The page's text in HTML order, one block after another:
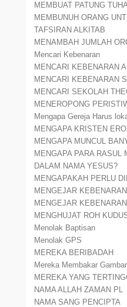
MEMBUAT PATUNG
MEMBUNUH ORANG
TAFSIRAN ALKITAB
MENAMBAH JUMLAH
Mencari Kebenaran
MENCARI KEBENARAN
MENCARI KEBENARAN
MENCARI SEKOLAH
MENEROPONG
Mengapa Gereja Harus
MENGAPA KRISTEN
MENGAPA MUNCUL
MENGAPA PARA RASUL
DALAM NAMA YESUS?
MENGAPAKAH PERLU
MENGEJAR KEBENARAN
MENGEJAR
MENGHUJAT ROH
Menolak Baptisan
Menolak GPS
MEREKA BERIBADAH
Mereka Membakar
MEREKA YANG
NAMA ALLAH ZAMAN PL
NAMA SANG PENCIPTA